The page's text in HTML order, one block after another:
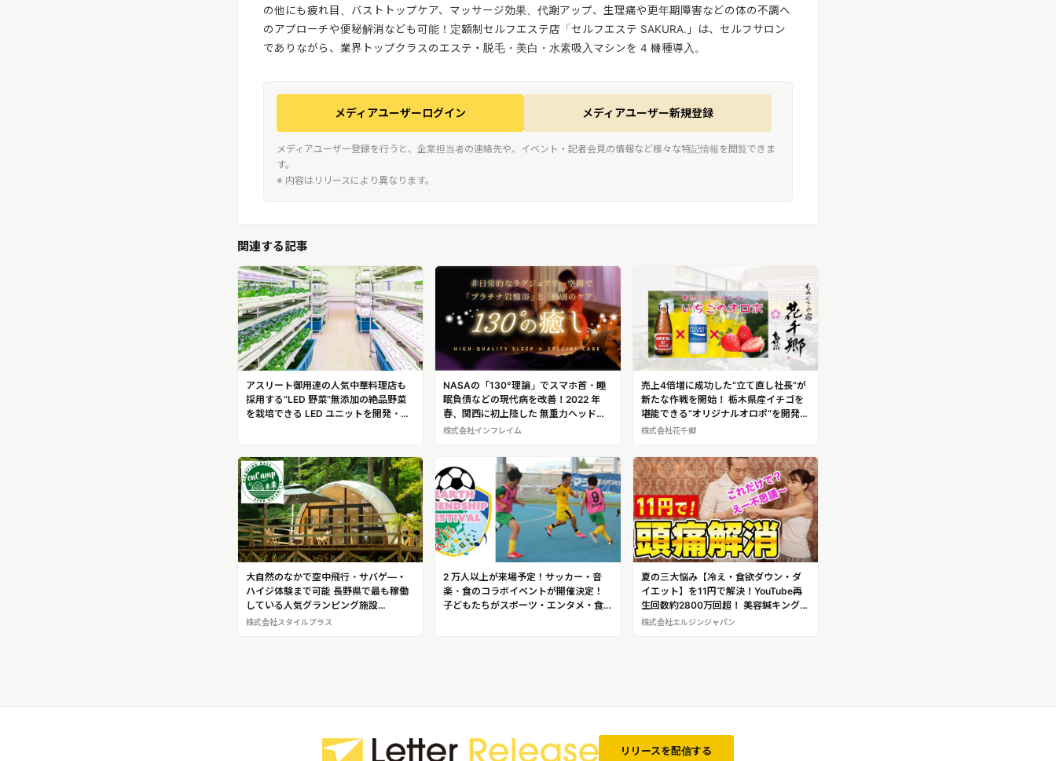
の他にも疲れ目、バストトップケア、マッサージ効果、代謝アップ、生理痛や更年期障害などの体の不調へ
のアプローチや便秘解消なども可能！定額制セルフエステ店「セルフエステ SAKURA.」は、セルフサロン
でありながら、業界トップクラスのエステ・脱毛・美白・水素吸入マシンを 4 機種導入。
メディアユーザーログイン メディアユーザー新規登録
メディアユーザー登録を行うと、企業担当者の連絡先や、イベント・記者会見の情報など様々な特記情報を閲覧できま
す。
※ 内容はリリースにより異なります。
関連する記事
アスリート御用達の人気中華料理店も
採用する“LED 野菜”無添加の絶品野菜
を栽培できる LED ユニットを開発・販
NASAの「130°理論」でスマホ首・睡
眠負債などの現代病を改善！2022 年
春、関西に初上陸した 無重力ヘッドス
パ「130°の癒し」
株式会社インフレイム
売上4倍増に成功した“立て直し社長”が
新たな作戦を開始！ 栃木県産イチゴを
堪能できる“オリジナルオロポ”を開発！
鬼怒川温泉「ものぐさの宿 花千郷」復
株式会社花千郷
大自然のなかで空中飛行・サバゲ―・
ハイジ体験まで可能 長野県で最も稼働
している人気グランピング施設
「GLAMPINGBASE enCamp（エンキ
株式会社スタイルプラス
2 万人以上が来場予定！サッカー・音
楽・食のコラボイベントが開催決定！
子どもたちがスポーツ・エンタメ・食
夏の三大悩み【冷え・食欲ダウン・ダ
イエット】を11円で解決！YouTube再
生回数約2800万回超！ 美容鍼キング直
伝のツボ刺激術「11円療法」
株式会社エルジンジャパン
リリースを配信する